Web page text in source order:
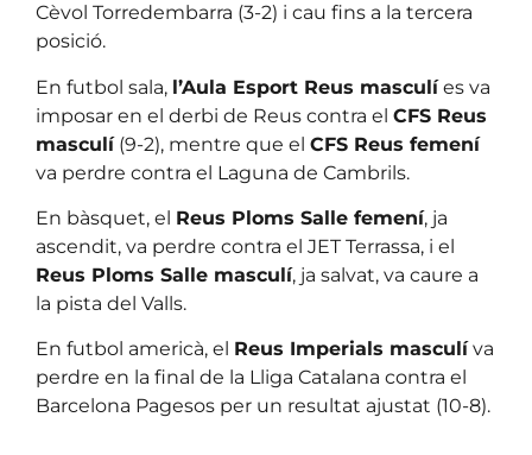
Cèvol Torredembarra (3-2) i cau fins a la tercera
posició.
En futbol sala, l’Aula Esport Reus masculíes va
imposar en el derbi de Reus contra el CFS Reus
masculí(9-2), mentre que el CFS Reus femení
va perdre contra el Laguna de Cambrils.
En bàsquet, el Reus Ploms Salle femení, ja
ascendit, va perdre contra el JET Terrassa, i el
Reus Ploms Salle masculí, ja salvat, va caure a
la pista del Valls.
En futbol americà, el Reus Imperials masculíva
perdre en la final de la Lliga Catalana contra el
Barcelona Pagesos per un resultat ajustat (10-8).